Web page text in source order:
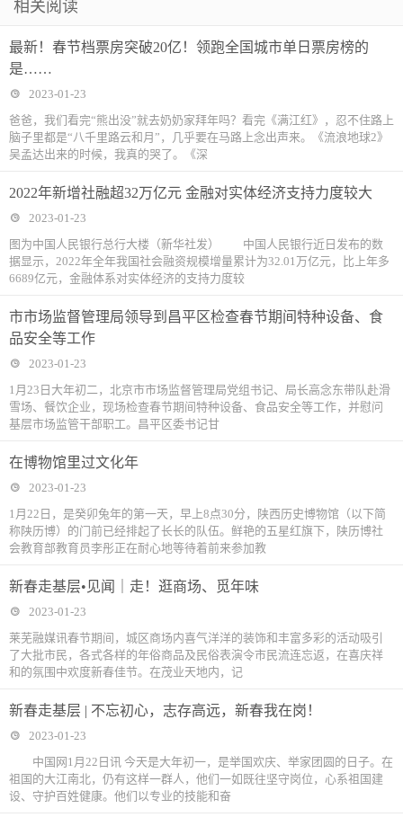
相关阅读
最新！春节档票房突破20亿！领跑全国城市单日票房榜的
是……
2023-01-23
爸爸，我们看完“熊出没”就去奶奶家拜年吗？看完《满江红》，忍不住路上
脑子里都是“八千里路云和月”，几乎要在马路上念出声来。《流浪地球2》
吴孟达出来的时候，我真的哭了。《深
2022年新增社融超32万亿元 金融对实体经济支持力度较大
2023-01-23
图为中国人民银行总行大楼（新华社发） 中国人民银行近日发布的数
据显示，2022年全年我国社会融资规模增量累计为32.01万亿元，比上年多
6689亿元，金融体系对实体经济的支持力度较
市市场监督管理局领导到昌平区检查春节期间特种设备、食
品安全等工作
2023-01-23
1月23日大年初二，北京市市场监督管理局党组书记、局长高念东带队赴滑
雪场、餐饮企业，现场检查春节期间特种设备、食品安全等工作，并慰问
基层市场监管干部职工。昌平区委书记甘
在博物馆里过文化年
2023-01-23
1月22日，是癸卯兔年的第一天，早上8点30分，陕西历史博物馆（以下简
称陕历博）的门前已经排起了长长的队伍。鲜艳的五星红旗下，陕历博社
会教育部教育员李彤正在耐心地等待着前来参加教
新春走基层•见闻｜走！逛商场、觅年味
2023-01-23
莱芜融媒讯春节期间，城区商场内喜气洋洋的装饰和丰富多彩的活动吸引
了大批市民，各式各样的年俗商品及民俗表演令市民流连忘返，在喜庆祥
和的氛围中欢度新春佳节。在茂业天地内，记
新春走基层 | 不忘初心，志存高远，新春我在岗！
2023-01-23
中国网1月22日讯 今天是大年初一，是举国欢庆、举家团圆的日子。在
祖国的大江南北，仍有这样一群人，他们一如既往坚守岗位，心系祖国建
设、守护百姓健康。他们以专业的技能和奋